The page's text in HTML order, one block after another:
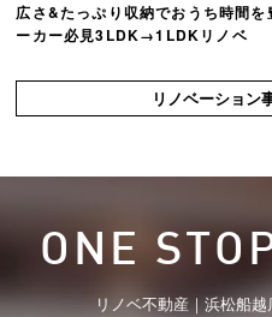
広さ&たっぷり収納でおうち時間を
ーカー必見3LDK→1LDKリノベ
リノベーション
ONE
リノベ不動産｜浜松船越